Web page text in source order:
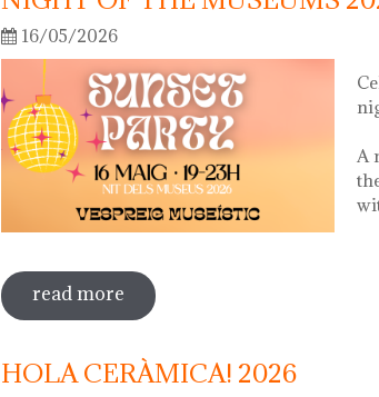
16/05/2026
A
read more sobre night of the museums
HOLA CERÀMICA! 2026